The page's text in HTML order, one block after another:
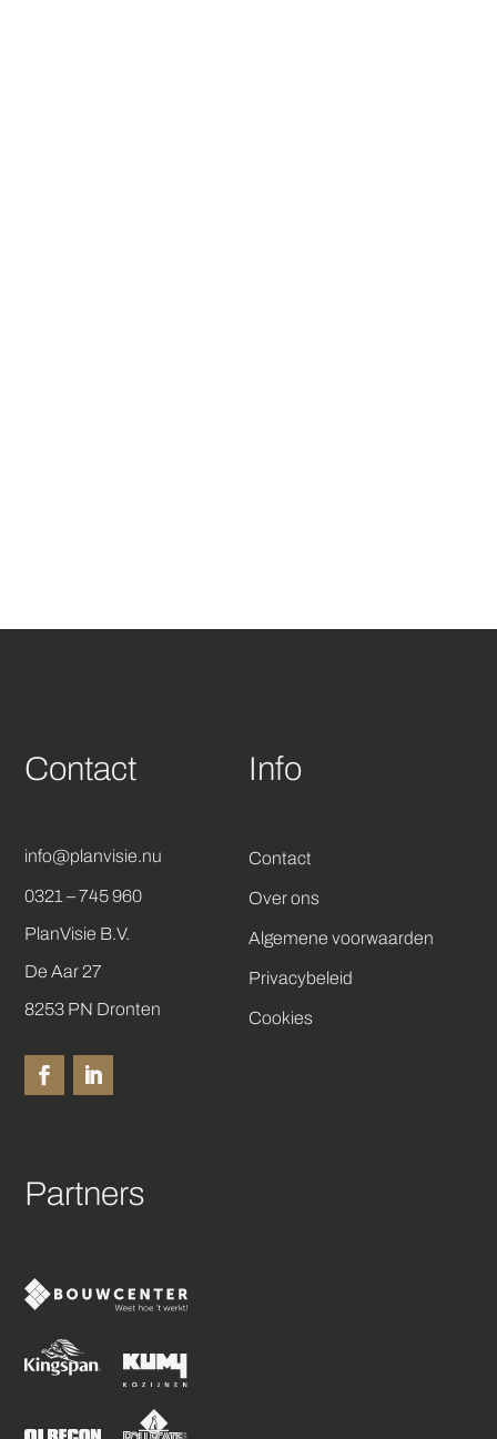
Contact
info@planvisie.nu
0321 – 745 960
PlanVisie B.V.
De Aar 27
8253 PN Dronten
Info
Contact
Over ons
Algemene voorwaarden
Privacybeleid
Cookies
Partners